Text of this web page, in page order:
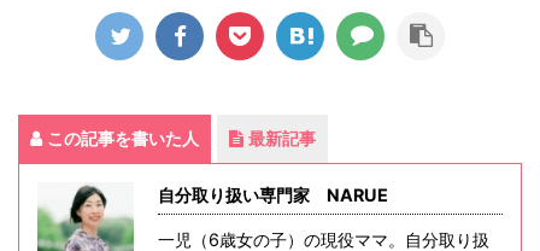
この記事を書いた人 最新記事
自分取り扱い専門家 NARUE
一児（6歳女の子）の現役ママ。自分取り扱